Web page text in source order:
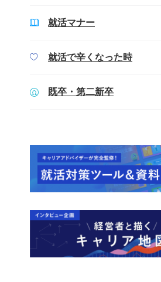
就活マナー
就活で辛くなった時
既卒・第二新卒